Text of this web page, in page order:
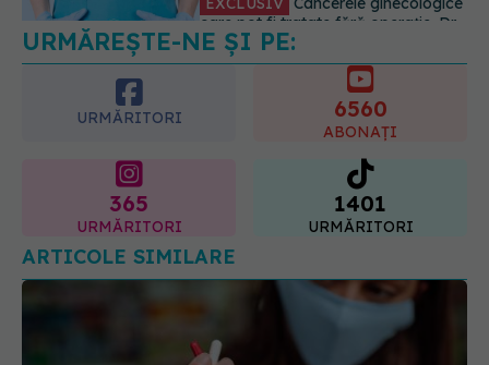
EXCLUSIV Brahiterapie vs
radioterapie externă în cancerul
ginecologic. Dr. Sorin Bogdan
(SANADOR) explică diferența și
cum acționează tratamentul
URMĂREȘTE-NE ȘI PE:
URMĂRITORI 6560
ABONAȚI
365
URMĂRITORI
1401
URMĂRITORI
ARTICOLE SIMILARE